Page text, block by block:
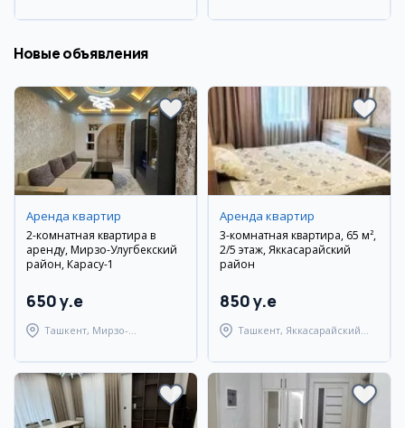
Новые объявления
Аренда квартир
2-комнатная квартира в
аренду, Мирзо-Улугбекский
район, Карасу-1
650 y.e
Ташкент, Мирзо-
Аренда квартир
3-комнатная квартира, 65 м²,
2/5 этаж, Яккасарайский
район
850 y.e
Ташкент, Яккасарайский